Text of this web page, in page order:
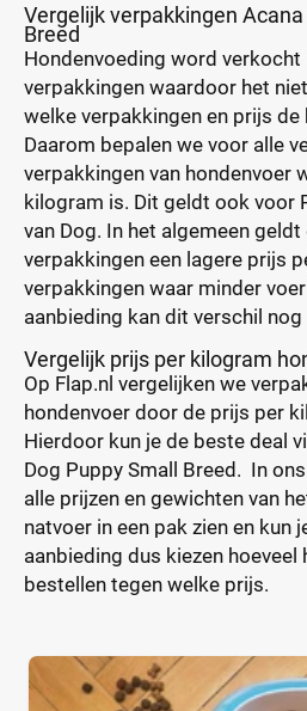
Vergelijk verpakkingen
Breed
Hondenvoeding word verkocht
verpakkingen waardoor het
welke verpakkingen en prijs
Daarom bepalen we voor alle
verpakkingen van hondenvoer
kilogram is. Dit geldt ook voor
van Dog. In het algemeen
verpakkingen een lagere prijs
verpakkingen waar minder
aanbieding kan dit verschil
Vergelijk prijs per kilogram
Op Flap.nl vergelijken we
hondenvoer door de prijs per
Hierdoor kun je de beste deal
Dog Puppy Small Breed. In
alle prijzen en gewichten van
natvoer in een pak zien en kun
aanbieding dus kiezen hoeveel
bestellen tegen welke prijs.